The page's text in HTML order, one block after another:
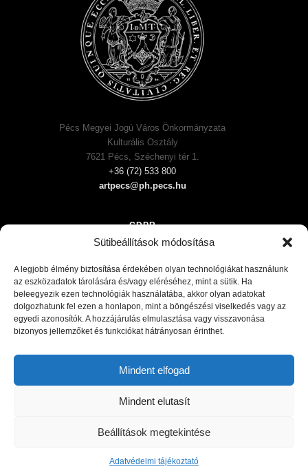
Sütibeállítások módosítása
A legjobb élmény biztosítása érdekében olyan technológiákat használunk
az eszközadatok tárolására és/vagy eléréséhez, mint a sütik. Ha
beleegyezik ezen technológiák használatába, akkor olyan adatokat
dolgozhatunk fel ezen a honlapon, mint a böngészési viselkedés vagy az
egyedi azonosítók. A hozzájárulás elmulasztása vagy visszavonása
bizonyos jellemzőket és funkciókat hátrányosan érinthet.
Mindent elfogad
Mindent elutasít
Beállítások megtekintése
Adatvédelmi tájékoztató
Pécs Megyei Jogú Város Önkormányzata
Kulturális Osztály
7621 Pécs, Széchenyi tér 1.
+36 (72) 533 800
artpecs@ph.pecs.hu
GDPR
Impresszum
Általános szerződési feltételek
Süti tájékoztató Impresszum